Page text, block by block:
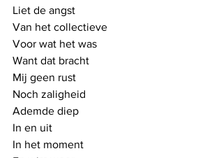
Liet de angst
Van het collectieve
Voor wat het was
Want dat bracht
Mij geen rust
Noch zaligheid
Ademde diep
In en uit
In het moment